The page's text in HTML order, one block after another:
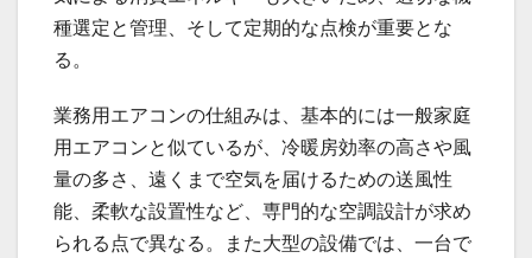
種選定と管理、そして定期的な点検が重要とな
る。
業務用エアコンの仕組みは、基本的には一般家庭
用エアコンと似ているが、冷暖房効率の高さや風
量の多さ、遠くまで空気を届けるための送風性
能、柔軟な設置性など、専門的な空調設計が求め
られる点で異なる。また大型の設備では、一台で